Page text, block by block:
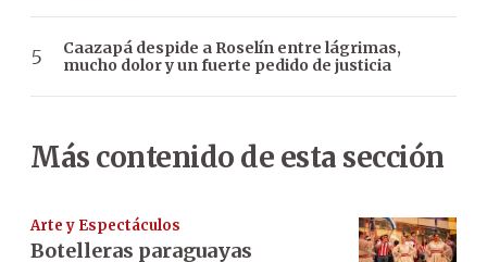
Caazapá despide a Roselín entre lágrimas,
mucho dolor y un fuerte pedido de justicia
Más contenido de esta sección
Arte y Espectáculos
Botelleras paraguayas